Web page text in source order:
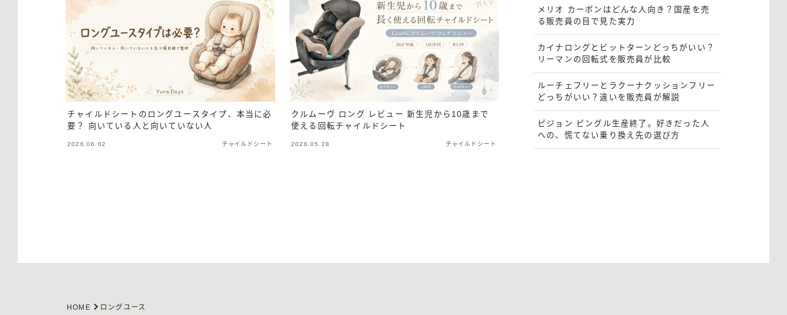
チャイルドシートのロングユースタイプ、本当に必
要？ 向いている人と向いていない人
2026.06.02 チャイルドシート
クルムーヴ ロング レビュー 新生児から10歳まで
使える回転チャイルドシート
2026.05.28 チャイルドシート
メリオ カーボンはどんな人向き？国産を売
る販売員の目で見た実力
カイナロングとビットターンどっちがいい？
リーマンの回転式を販売員が比較
ルーチェフリーとラクーナクッションフリー
どっちがいい？違いを販売員が解説
ピジョン ビングル生産終了。好きだった人
への、慌てない乗り換え先の選び方
HOME ロングユース